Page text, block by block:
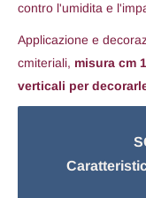
contro l'umidita e
Applicazione e
cmiteriali, misura cm
verticali per